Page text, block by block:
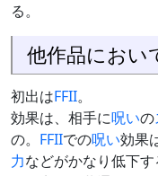
る。
他作品におい
初出はFFII。
効果は、相手に呪いの
の。 FFIIでの呪い効果
力などがかなり低下